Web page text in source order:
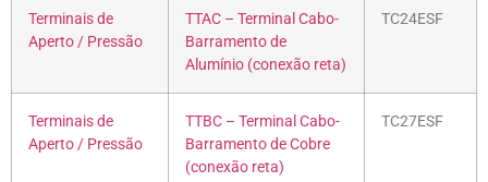
Terminais de
Aperto / Pressão
TTAC – Terminal Cabo-
Barramento de
Alumínio (conexão reta)
TC24ESF
Terminais de
Aperto / Pressão
TTBC – Terminal Cabo-
Barramento de Cobre
(conexão reta)
TC27ESF